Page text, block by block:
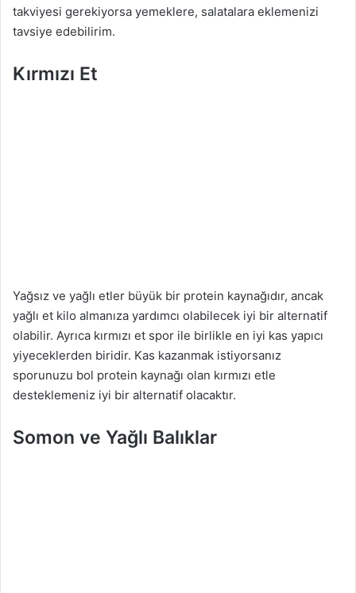
takviyesi gerekiyorsa yemeklere, salatalara eklemenizi
tavsiye edebilirim.
Kırmızı Et
Yağsız ve yağlı etler büyük bir protein kaynağıdır, ancak
yağlı et kilo almanıza yardımcı olabilecek iyi bir alternatif
olabilir. Ayrıca kırmızı et spor ile birlikle en iyi kas yapıcı
yiyeceklerden biridir. Kas kazanmak istiyorsanız
sporunuzu bol protein kaynağı olan kırmızı etle
desteklemeniz iyi bir alternatif olacaktır.
Somon ve Yağlı Balıklar